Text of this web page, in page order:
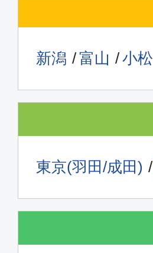
新潟 富山 小松
東京(羽田/成田)